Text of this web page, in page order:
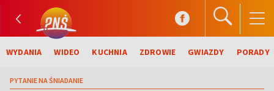
WYDANIA WIDEO KUCHNIA ZDROWIE GWIAZDY PORADY
PYTANIE NA ŚNIADANIE